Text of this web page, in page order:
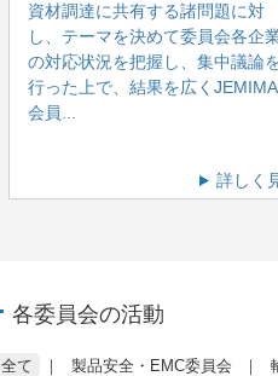
資材調達に共有する諸問題に対
し、テーマを決めて委員会各企
の対応状況を把握し、集中議論
行った上で、結果を広くJEMIMA
会員...
詳しく
各委員会の活動
全て 製品安全・EMC委員会